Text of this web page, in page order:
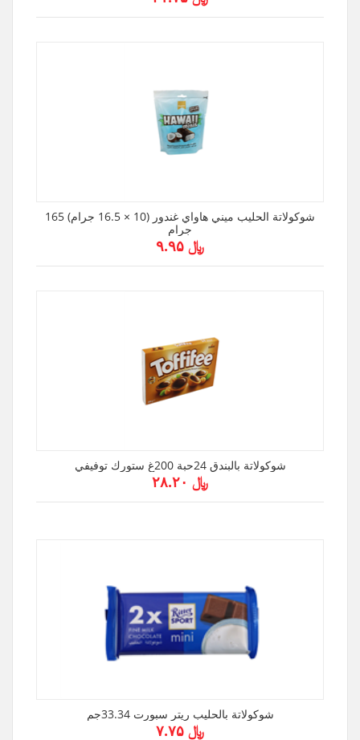
شوكولاتة الحليب ميني هاواي غندور (10 × 16.5 جرام) 165
جرام
﷼ ۹.۹۵
شوكولاتة بالبندق 24حبة 200غ ستورك توفيفي
﷼ ۲۸.۲۰
شوكولاتة بالحليب ريتر سبورت 33.34جم
﷼ ۷.۷۵